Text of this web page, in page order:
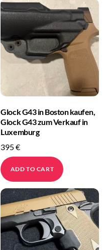
Glock G43 in Boston kaufen,
Glock G43 zum Verkauf in
Luxemburg
395€
ADD TO CART